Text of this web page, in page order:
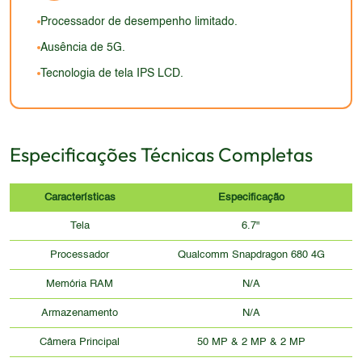
atraente quanto a de dispositivos mais sofisticados,
Processador de desempenho limitado.
Ausência de 5G.
Tecnologia de tela IPS LCD.
Especificações Técnicas Completas
Características Especificação
Tela 6.7"
Processador Qualcomm Snapdragon 680 4G
Memória RAM N/A
Armazenamento N/A
Câmera Principal 50 MP & 2 MP & 2 MP